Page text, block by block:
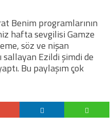
Benim programlarının
hafta sevgilisi Gamze
söz ve nişan
Ezildi şimdi de
Bu paylaşım çok